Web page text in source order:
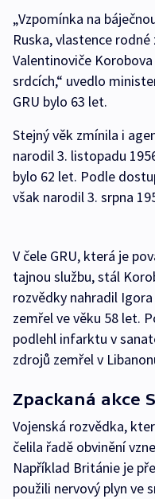
„Vzpomínka na
Ruska, vlastence
Valentinoviče
srdcích,“ uvedlo
GRU bylo 63 let.
Stejný věk zmínila i
narodil 3. listopadu
bylo 62 let. Podle
však narodil 3. srpna
V čele GRU, která je
tajnou službu, stál
rozvědky nahradil
zemřel ve věku 58 let.
podlehl infarktu v
zdrojů zemřel v
Zpackaná akce
Vojenská rozvědka,
čelila řadě obvinění
Například Británie je
použili nervový plyn ve